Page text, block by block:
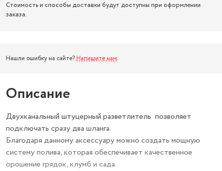
Стоимость и способы доставки будут доступны при оформлении
заказа.
Нашли ошибку на сайте? Напишите нам.
Описание
Двухканальный штуцерный разветлитель позволяет
подключать сразу два шланга.
Благодаря данному аксессуару можно создать мощную
систему полива, которая обеспечивает качественное
орошение грядок, клумб и сада.